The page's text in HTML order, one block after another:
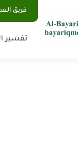
فريق
تفسير